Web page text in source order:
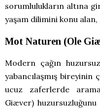
sorumlulukların altına
yaşam dilimini konu
Mot Naturen (Ole
Modern çağın
yabancılaşmış
ucuz zaferlerde
Giæver)